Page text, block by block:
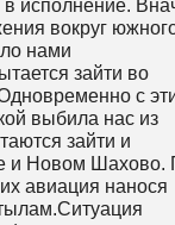
в исполнение.
вокруг
нами
зайти во
с
выбила нас из
зайти и
и Новом Шахово.
авиация нанося